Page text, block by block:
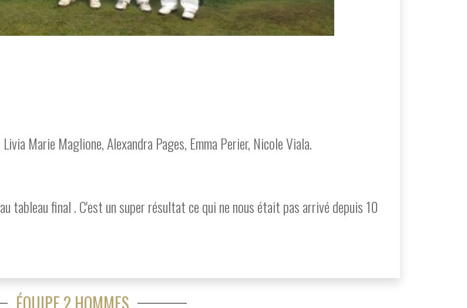
Marie Maglione, Alexandra Pages, Emma Perier, Nicole Viala.
tableau final . C'est un super résultat ce qui ne nous était pas arrivé depuis 10